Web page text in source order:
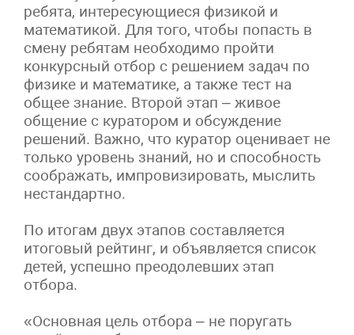
ребята, интересующиеся физикой и
математикой. Для того, чтобы попасть в
смену ребятам необходимо пройти
конкурсный отбор с решением задач по
физике и математике, а также тест на
общее знание. Второй этап – живое
общение с куратором и обсуждение
решений. Важно, что куратор оценивает не
только уровень знаний, но и способность
соображать, импровизировать, мыслить
нестандартно.
По итогам двух этапов составляется
итоговый рейтинг, и объявляется список
детей, успешно преодолевших этап
отбора.
«Основная цель отбора – не поругать